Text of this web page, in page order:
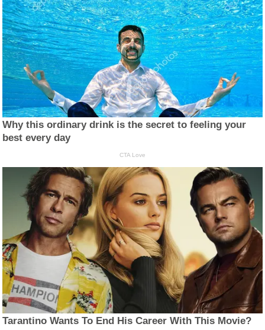
Why this ordinary drink is the secret to feeling your
best every day
CTA Love
Tarantino Wants To End His Career With This Movie?